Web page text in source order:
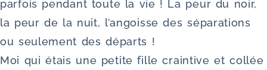
parfois pendant toute la vie ! La peur du noir,
la peur de la nuit, l’angoisse des séparations
ou seulement des départs !
Moi qui étais une petite fille craintive et collée